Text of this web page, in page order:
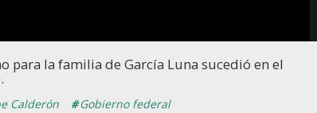
para la familia de García Luna sucedió en el
Calderón Gobierno federal